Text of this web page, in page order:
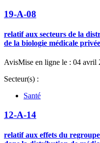
19-A-08
relatif aux secteurs de la
de la biologie médicale privée
AvisMise en ligne le : 04 avril
Secteur(s) :
Santé
12-A-14
relatif aux effets du